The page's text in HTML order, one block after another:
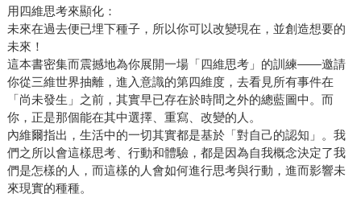
用四維思考來顯化：
未來在過去便已埋下種子，所以你可以改變現在，並創造想要的
未來！
這本書密集而震撼地為你展開一場「四維思考」的訓練——邀請
你從三維世界抽離，進入意識的第四維度，去看見所有事件在
「尚未發生」之前，其實早已存在於時間之外的總藍圖中。而
你，正是那個能在其中選擇、重寫、改變的人。
內維爾指出，生活中的一切其實都是基於「對自己的認知」。我
們之所以會這樣思考、行動和體驗，都是因為自我概念決定了我
們是怎樣的人，而這樣的人會如何進行思考與行動，進而影響未
來現實的種種。